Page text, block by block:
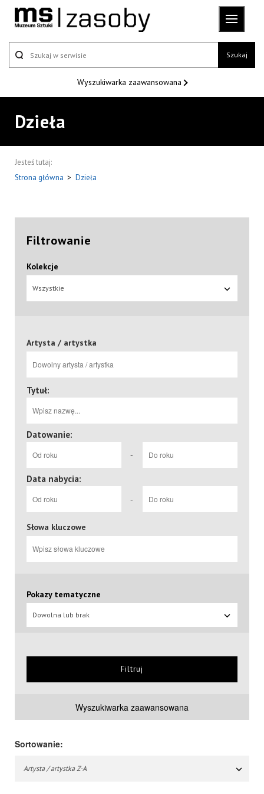
Szukaj
Wyszukiwarka zaawansowana
Dzieła
Jesteś tutaj:
Strona główna > Dzieła
Filtrowanie
Kolekcje
Wszystkie
Artysta / artystka
Tytuł:
Datowanie:
-
Data nabycia:
-
Słowa kluczowe
Pokazy tematyczne
Dowolna lub brak
Filtruj
Wyszukiwarka zaawansowana
Sortowanie:
Artysta / artystka Z-A